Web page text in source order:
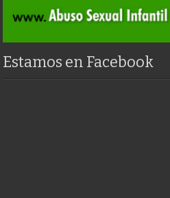
Estamos en Facebook